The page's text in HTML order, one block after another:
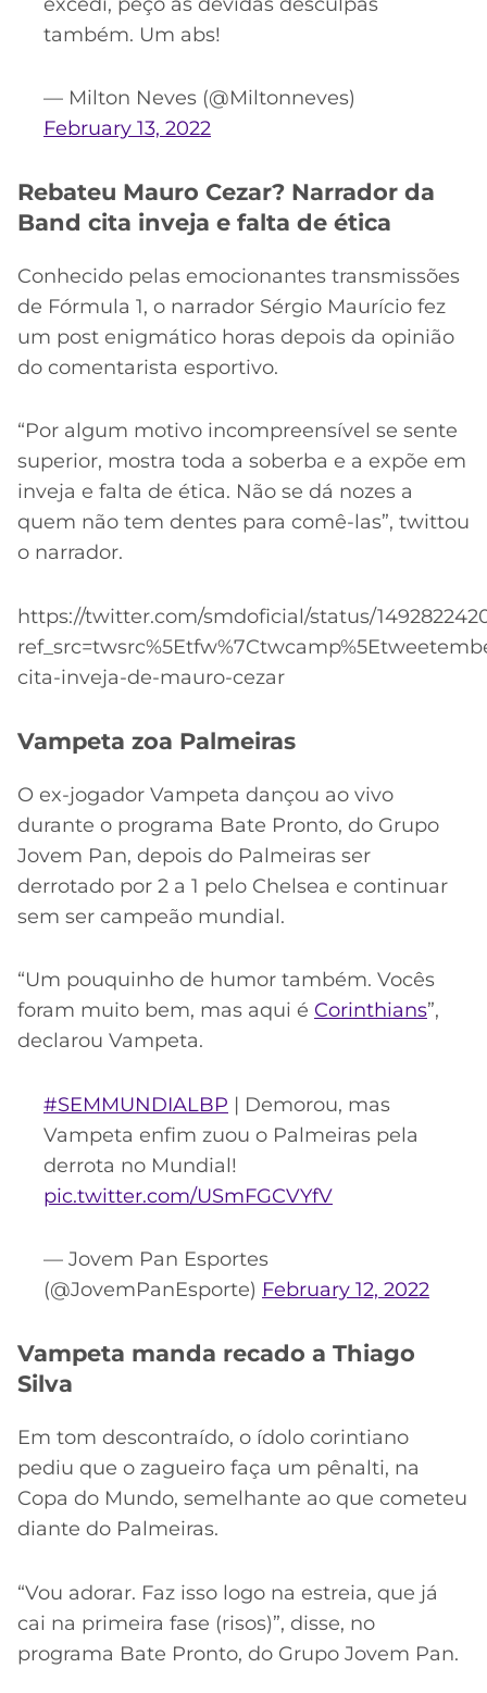
também. Um abs!
— Milton Neves (@Miltonneves)
February 13, 2022
Rebateu Mauro Cezar? Narrador da
Band cita inveja e falta de ética
Conhecido pelas emocionantes transmissões
de Fórmula 1, o narrador Sérgio Maurício fez
um post enigmático horas depois da opinião
do comentarista esportivo.
“Por algum motivo incompreensível se sente
superior, mostra toda a soberba e a expõe em
inveja e falta de ética. Não se dá nozes a
quem não tem dentes para comê-las”, twittou
o narrador.
https://twitter.com/smdoficial/status/
cita-inveja-de-mauro-cezar
Vampeta zoa Palmeiras
O ex-jogador Vampeta dançou ao vivo
durante o programa Bate Pronto, do Grupo
Jovem Pan, depois do Palmeiras ser
derrotado por 2 a 1 pelo Chelsea e continuar
sem ser campeão mundial.
“Um pouquinho de humor também. Vocês
foram muito bem, mas aqui é Corinthians”,
declarou Vampeta.
#SEMMUNDIALBP | Demorou, mas
Vampeta enfim zuou o Palmeiras pela
derrota no Mundial!
pic.twitter.com/USmFGCVYfV
— Jovem Pan Esportes
(@JovemPanEsporte) February 12, 2022
Vampeta manda recado a Thiago
Silva
Em tom descontraído, o ídolo corintiano
pediu que o zagueiro faça um pênalti, na
Copa do Mundo, semelhante ao que cometeu
diante do Palmeiras.
“Vou adorar. Faz isso logo na estreia, que já
cai na primeira fase (risos)”, disse, no
programa Bate Pronto, do Grupo Jovem Pan.